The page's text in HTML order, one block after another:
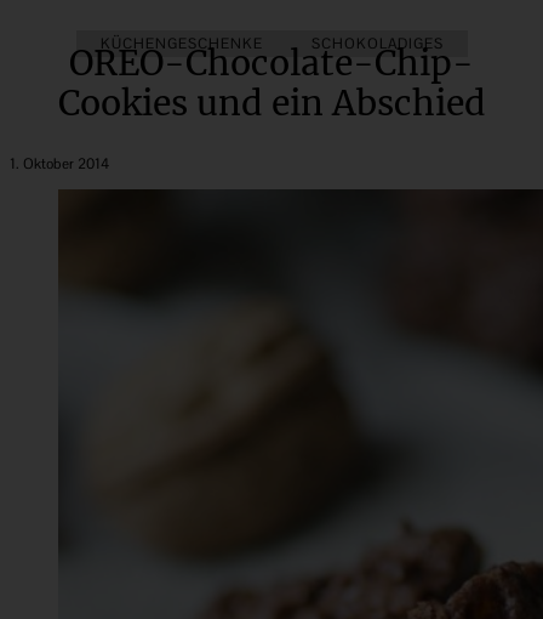
KÜCHENGESCHENKE SCHOKOLADIGES
OREO-Chocolate-Chip-
Cookies und ein Abschied
1. Oktober 2014